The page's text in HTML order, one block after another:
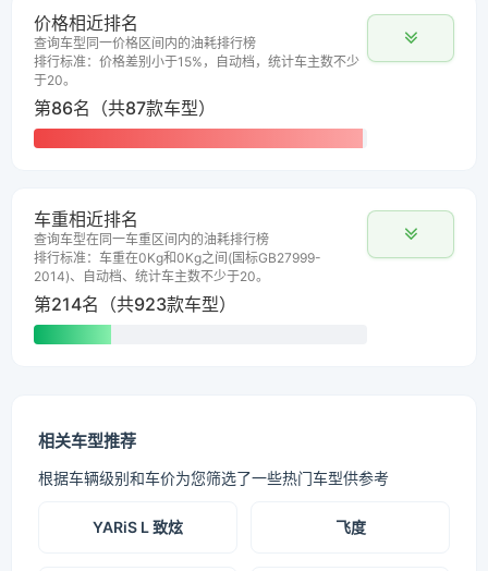
价格相近排名
查询车型同一价格区间内的油耗排行榜
排行标准：价格差别小于15%，自动档，统计车主数不少
于20。
第86名（共87款车型）
车重相近排名
查询车型在同一车重区间内的油耗排行榜
排行标准：车重在0Kg和0Kg之间(国标GB27999-
2014)、自动档、统计车主数不少于20。
第214名（共923款车型）
相关车型推荐
根据车辆级别和车价为您筛选了一些热门车型供参考
YARiS L 致炫 飞度